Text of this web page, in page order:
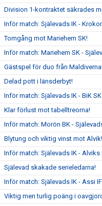
Division 1-kontraktet säkrades
Inför match: Själevads IK -
Tomgång mot Mariehem SK!
Inför match: Mariehem SK -
Gästspel för duo från
Delad pott i länsderbyt!
Inför match: Själevads IK - BiK SK
Klar förlust mot tabelltreorna!
Inför match: Morön BK -
Blytung och viktig vinst mot Alvik!
Inför match: Själevads IK - Alviks
Själevad skakade serieledarna!
Inför match: Själevads IK - Assi IF
Viktig men turlig poäng i